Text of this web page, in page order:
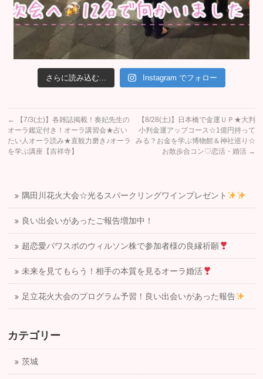
さらに読み込む... Instagram でフォロー
←
【7/3(土)】各雑誌掲載！奏妃先生の
オーラ鑑定付き！オーラ講習会★占い
たい人オーラ読み★直観力磨き♪オーラ
を学ぶ講座【吉祥寺】
【8/28(土)】日本橋で金運ＵＰ★大判
小判金運アップコース☆1億円持って
みる？お金を学ぶ博物館＆神社巡り☆
お散歩合コン♡恋活・婚活 →
隅田川花火大会☆光るスパークリングワインプレゼント
良い出会いがあったご報告増加中！
超恋愛パワスポのウィルソン株で参加者様の良縁祈願
未来を見てもらう！相手の本質を見るオーラ婚活
足立花火大会のプログラム予習！良い出会いがあった報告
カテゴリー
茨城